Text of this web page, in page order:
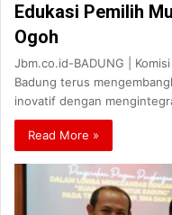
Edukasi Pemilih
Ogoh
Jbm.co.id-BADUNG |
Badung terus
inovatif dengan
Read More »